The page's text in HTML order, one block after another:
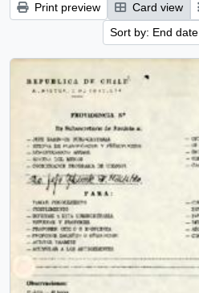
Print preview Card view
Sort by: End date